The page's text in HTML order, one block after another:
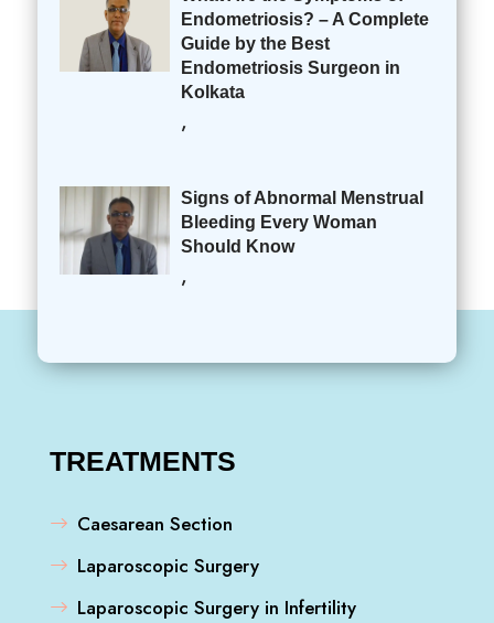
Endometriosis? – A Complete
Guide by the Best
Endometriosis Surgeon in
Kolkata
,
Signs of Abnormal Menstrual
Bleeding Every Woman
Should Know
,
TREATMENTS
Caesarean Section
Laparoscopic Surgery
Laparoscopic Surgery in Infertility